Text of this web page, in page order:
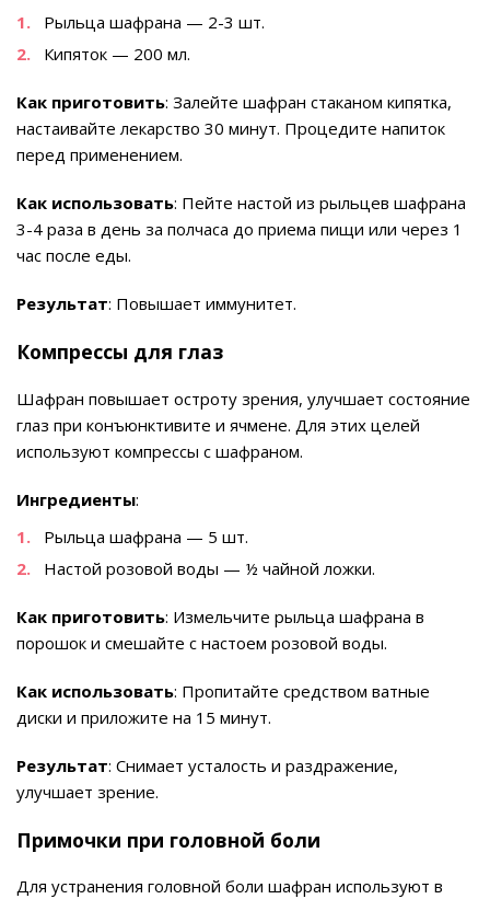
Рыльца шафрана — 2-3 шт.
Кипяток — 200 мл.
Как приготовить: Залейте шафран стаканом кипятка,
настаивайте лекарство 30 минут. Процедите напиток
перед применением.
Как использовать: Пейте настой из рыльцев шафрана
3-4 раза в день за полчаса до приема пищи или через 1
час после еды.
Результат: Повышает иммунитет.
Компрессы для глаз
Шафран повышает остроту зрения, улучшает состояние
глаз при конъюнктивите и ячмене. Для этих целей
используют компрессы с шафраном.
Ингредиенты:
Рыльца шафрана — 5 шт.
Настой розовой воды — ½ чайной ложки.
Как приготовить: Измельчите рыльца шафрана в
порошок и смешайте с настоем розовой воды.
Как использовать: Пропитайте средством ватные
диски и приложите на 15 минут.
Результат: Снимает усталость и раздражение,
улучшает зрение.
Примочки при головной боли
Для устранения головной боли шафран используют в